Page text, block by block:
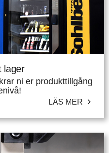
lager
ni er produkttillgång
LÄS MER